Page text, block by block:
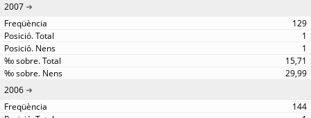
2007
129
1
1
15,71
29,99
2006
144